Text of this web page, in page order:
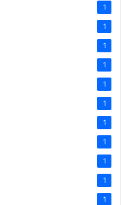
1
1
1
1
1
1
1
1
1
1
1